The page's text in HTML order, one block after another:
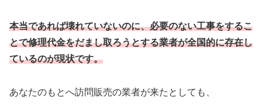
本当であれば壊れていないのに、必要のない工事をするこ
とで修理代金をだまし取ろうとする業者が全国的に存在し
ているのが現状です。
あなたのもとへ訪問販売の業者が来たとしても、